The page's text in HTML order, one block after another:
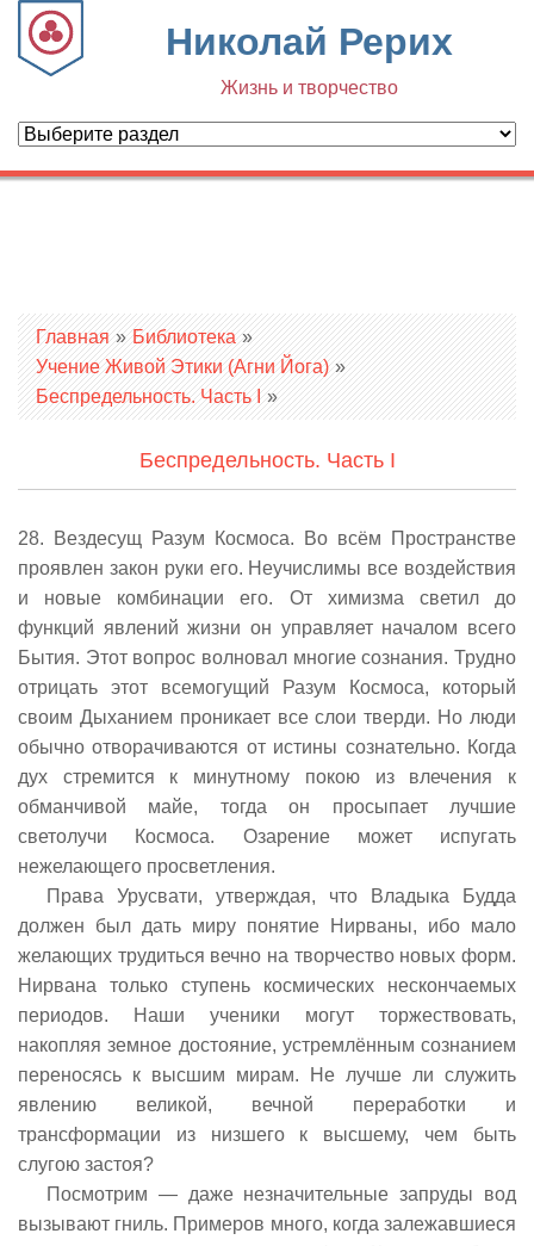
Николай Рерих
Жизнь и творчество
Вы здесь
Главная » Библиотека »
Учение Живой Этики (Агни Йога) »
Беспредельность. Часть I »
Беспредельность. Часть I
28. Вездесущ Разум Космоса. Во всём Пространстве
проявлен закон руки его. Неучислимы все воздействия
и новые комбинации его. От химизма светил до
функций явлений жизни он управляет началом всего
Бытия. Этот вопрос волновал многие сознания. Трудно
отрицать этот всемогущий Разум Космоса, который
своим Дыханием проникает все слои тверди. Но люди
обычно отворачиваются от истины сознательно. Когда
дух стремится к минутному покою из влечения к
обманчивой майе, тогда он просыпает лучшие
светолучи Космоса. Озарение может испугать
нежелающего просветления.
Права Урусвати, утверждая, что Владыка Будда
должен был дать миру понятие Нирваны, ибо мало
желающих трудиться вечно на творчество новых форм.
Нирвана только ступень космических нескончаемых
периодов. Наши ученики могут торжествовать,
накопляя земное достояние, устремлённым сознанием
переносясь к высшим мирам. Не лучше ли служить
явлению великой, вечной переработки и
трансформации из низшего к высшему, чем быть
слугою застоя?
Посмотрим — даже незначительные запруды вод
вызывают гниль. Примеров много, когда залежавшиеся